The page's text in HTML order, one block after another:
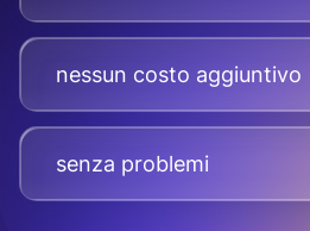
nessun costo aggiuntivo
senza problemi